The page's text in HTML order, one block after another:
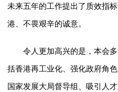
未来五年的工作提出了质效指
港、不畏艰辛的诚意。
令人更加高兴的是，本会
括香港再工业化、强化政府角
国家发展大局督导组、吸引人